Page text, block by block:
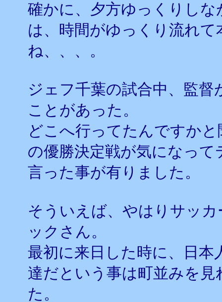
確かに、夕方ゆっくりし
は、時間がゆっくり流れ
ね、、、。
ジェフ千葉の試合中、監
ことがあった。
どこへ行ってたんですか
の優勝決定戦が気になっ
言った事が有りました。
そういえば、やはりサッ
ックさん。
最初に来日した時に、日
達だという事は町並みを
た。